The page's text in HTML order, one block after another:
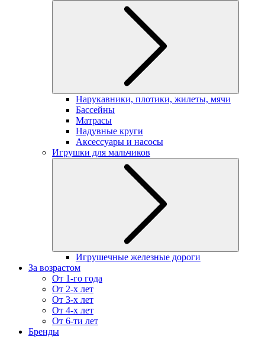
Нарукавники, плотики, жилеты, мячи
Бассейны
Матрасы
Надувные круги
Аксессуары и насосы
Игрушки для мальчиков
Игрушечные железные дороги
За возрастом
От 1-го года
От 2-х лет
От 3-х лет
От 4-х лет
От 6-ти лет
Бренды